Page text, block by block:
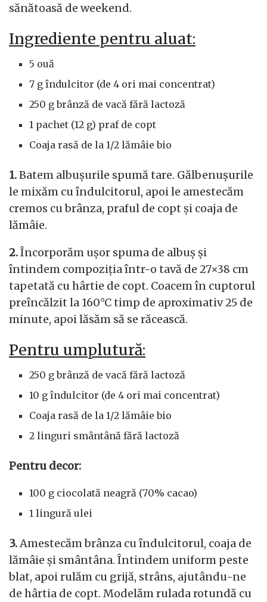
sănătoasă de weekend.
Ingrediente pentru aluat:
5 ouă
7 g îndulcitor (de 4 ori mai concentrat)
250 g brânză de vacă fără lactoză
1 pachet (12 g) praf de copt
Coaja rasă de la 1/2 lămâie bio
1.Batem albușurile spumă tare. Gălbenușurile
le mixăm cu îndulcitorul, apoi le amestecăm
cremos cu brânza, praful de copt și coaja de
lămâie.
2.Încorporăm ușor spuma de albuș și
întindem compoziția într-o tavă de 27×38 cm
tapetată cu hârtie de copt. Coacem în cuptorul
preîncălzit la 160°C timp de aproximativ 25 de
minute, apoi lăsăm să se răcească.
Pentru umplutură:
250 g brânză de vacă fără lactoză
10 g îndulcitor (de 4 ori mai concentrat)
Coaja rasă de la 1/2 lămâie bio
2 linguri smântână fără lactoză
Pentru decor:
100 g ciocolată neagră (70% cacao)
1 lingură ulei
3.Amestecăm brânza cu îndulcitorul, coaja de
lămâie și smântâna. Întindem uniform peste
blat, apoi rulăm cu grijă, strâns, ajutându-ne
de hârtia de copt. Modelăm rulada rotundă cu